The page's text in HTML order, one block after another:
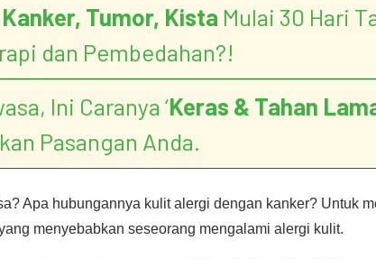
Kanker, Tumor, Kista Mulai 30 Hari
dan Pembedahan?!
Ini Caranya ‘Keras & Tahan
Pasangan Anda.
Apa hubungannya kulit alergi dengan kanker? Untuk
menyebabkan seseorang mengalami alergi kulit.